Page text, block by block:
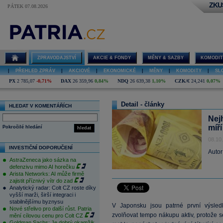
PÁTEK 07.08.2026
ZPRAVODAJSTVÍ AKCIE & FONDY MĚNY & SAZBY
PŘEHLED ZPRÁV AKCIOVÉ EKONOMICKÉ MĚNY KOMODITY
PX 2 785,07 -0,71% DAX 26 359,96 0,84% NDQ 26 639,38 1,10% CZK/€ 24,241 0,07%
HLEDAT V KOMENTÁŘÍCH
hledat
Pokročilé hledání
INVESTIČNÍ DOPORUČENÍ
AstraZeneca jako sázka na
defenzivu mimo AI horečku
Arista Networks: AI může firmě
zajistit příznivý vítr do zad
Analytický radar: Colt CZ roste díky
vyšší marži, širší integraci i
stabilnějšímu byznysu
Nové střelivo pro další růst. Patria
mění cílovou cenu pro Colt CZ
Detail - články
V Japonsku jsou patrné první
zvolňovat tempo nákupu aktiv, protože